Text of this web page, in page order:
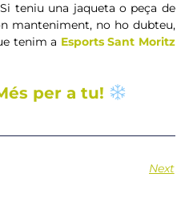
Si teniu una jaqueta o peça de
manteniment, no ho dubteu,
tenim a Esports Sant Moritz
per a tu!
Next